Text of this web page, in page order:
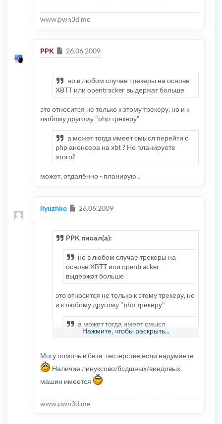
www.pwn3d.me
PPK Сообщение
26.06.2009
но в любом случае трекеры на основе
XBTT или opentracker выдержат больше
это относится не только к этому трекеру, но и к
любому другому "php трекеру"
а может тогда имеет смысл перейти с
php анонсера на xbt ? Не планируете
этого?
может, отдалённо - планирую ..
ilyuzhko Сообщение
26.06.2009
PPK писал(а):
но в любом случае трекеры на
основе XBTT или opentracker
выдержат больше
это относится не только к этому трекеру, но
и к любому другому "php трекеру"
а может тогда имеет смысл
перейти с php анонсера на xbt ? Не
может, отдалённо - планирую ..
Нажмите, чтобы раскрыть...
Могу помочь в бета-тестерстве если надумаете
Наличие линуксово/бсдшных/виндовых
машин имеется
www.pwn3d.me